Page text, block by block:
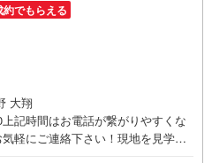
約でもらえる
大翔
記時間はお電話が繋がりやすくな
軽にご連絡下さい！現地を見学さ